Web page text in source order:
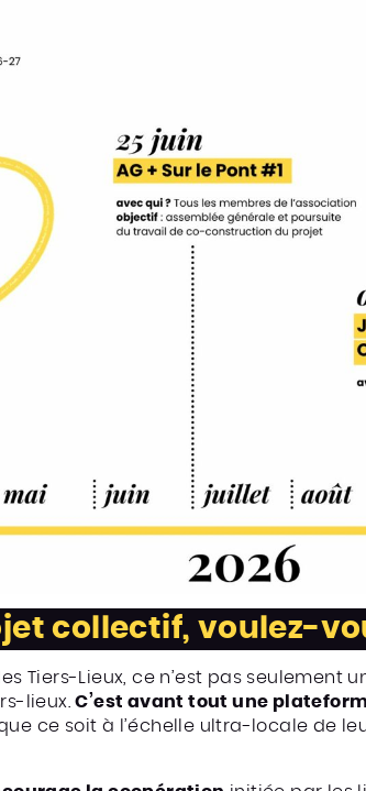
collectif, voulez-
Tiers-Lieux, ce n’est pas seulement
lieux.C’est avant tout une
ce soit à l’échelle ultra-locale de